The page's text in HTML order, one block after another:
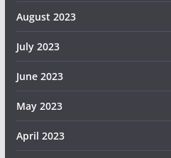
August 2023
July 2023
June 2023
May 2023
April 2023